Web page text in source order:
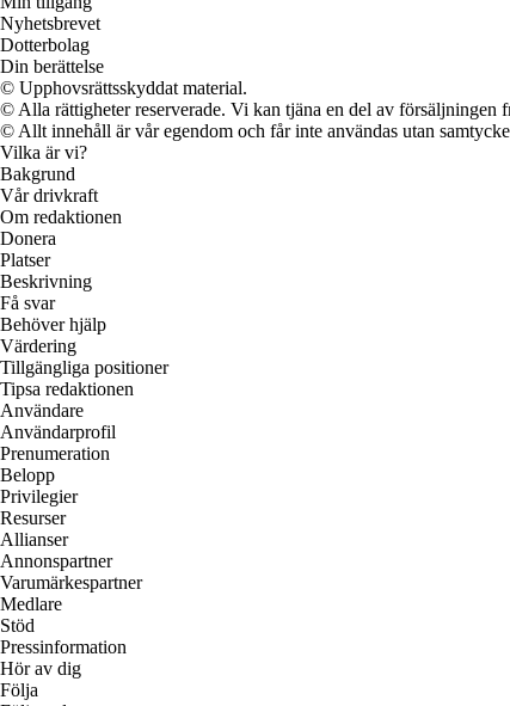
Nyhetsbrevet
Dotterbolag
Din berättelse
© Upphovsrättsskyddat material.
© Alla rättigheter reserverade. Vi kan tjäna en del av försäljningen
© Allt innehåll är vår egendom och får inte användas utan
Vilka är vi?
Bakgrund
Vår drivkraft
Om redaktionen
Donera
Platser
Beskrivning
Få svar
Behöver hjälp
Värdering
Tillgängliga positioner
Tipsa redaktionen
Användare
Användarprofil
Prenumeration
Belopp
Privilegier
Resurser
Allianser
Annonspartner
Varumärkespartner
Medlare
Stöd
Pressinformation
Hör av dig
Följa